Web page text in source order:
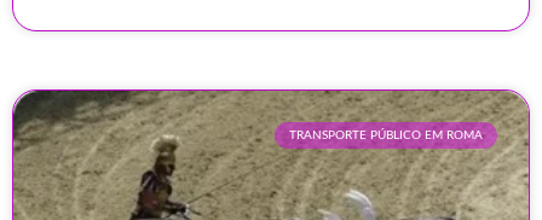
TRANSPORTE PÚBLICO EM ROMA